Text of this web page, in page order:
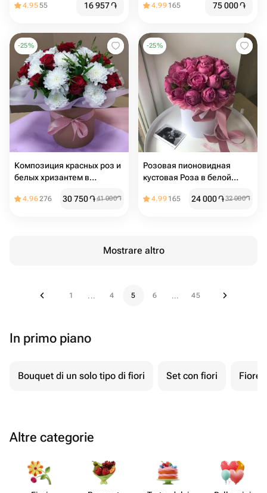
4.9555 16 957֏ 4.99 165 75 000֏
-25%
Композиция красных роз и
белых хризантем в
4.96276 30 750֏41 000֏
-25%
Розовая пионовидная
кустовая Роза в белой
4.99 165 24 000֏32 000֏
Mostrare altro
1 ... 4 5 6 ... 45
In primo piano
Bouquet di un solo tipo di fiori Set con fiori Fiore
Altre categorie